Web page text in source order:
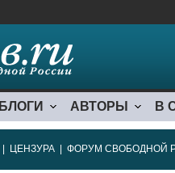
БЛОГИ АВТОРЫ В
ЦЕНЗУРА ФОРУМ СВОБОДНОЙ